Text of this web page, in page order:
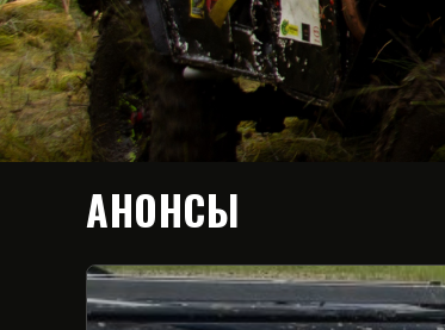
АНОНСЫ